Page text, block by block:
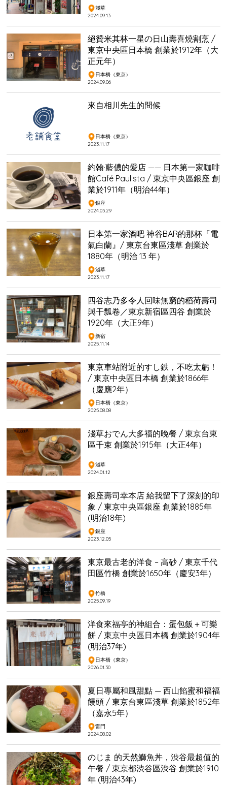
淺草
2024.09.13
絕贊米其林一星の日山壽喜燒割烹 /
東京中央區日本橋 創業於1912年（大
正元年）
日本橋（東京）
2024.09.06
來自相川先生的問候
日本橋（東京）
2023.11.17
約翰·藍儂的愛店 —— 日本第一家咖啡
館Café Paulista / 東京中央區銀座 創
業於1911年（明治44年）
銀座
2024.03.29
日本第一家酒吧 神谷BAR的那杯『電
氣白蘭』/ 東京台東區淺草 創業於
1880年（明治 13 年）
淺草
2023.11.17
四谷志乃多令人回味無窮的稻荷壽司
與干瓢卷／東京新宿區四谷 創業於
1920年（大正9年）
新宿
2025.11.14
東京車站附近的すし鉄，不吃太虧！
/ 東京中央區日本橋 創業於1866年
（慶應2年）
日本橋（東京）
2025.08.08
淺草おでん大多福的晚餐 / 東京台東
區千束 創業於1915年（大正4年）
淺草
2024.01.12
銀座壽司幸本店 給我留下了深刻的印
象 / 東京中央區銀座 創業於1885年
(明治18年)
銀座
2023.12.05
東京最古老的洋食 – 高砂 / 東京千代
田區竹橋 創業於1650年（慶安3年）
竹橋
2025.09.19
洋食來福亭的神組合：蛋包飯＋可樂
餅 / 東京中央區日本橋 創業於1904年
(明治37年)
日本橋（東京）
2026.01.30
夏日專屬和風甜點 — 西山餡蜜和福福
饅頭 / 東京台東區淺草 創業於1852年
（嘉永5年）
雷門
2024.08.02
のじま 的天然鰤魚丼，渋谷最超值的
午餐 / 東京都渋谷區渋谷 創業於1910
年 (明治43年)